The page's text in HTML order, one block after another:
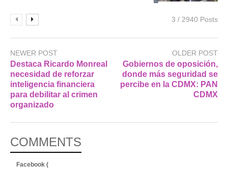
3 / 2940 Posts
NEWER POST
Destaca Ricardo Monreal
necesidad de reforzar
inteligencia financiera
para debilitar al crimen
organizado
OLDER POST
Gobiernos de oposición,
donde más seguridad se
percibe en la CDMX: PAN
CDMX
COMMENTS
Facebook (